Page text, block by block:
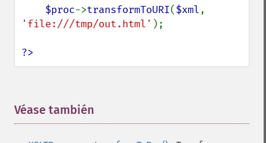
$proc->transformToURI($xml
'file:///tmp/out.html' );
?>
Véase también